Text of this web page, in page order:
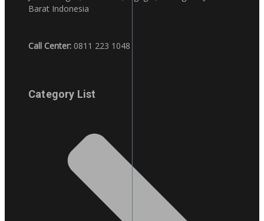
Barat Indonesia
Call Center: 0811 223 1048
Category List